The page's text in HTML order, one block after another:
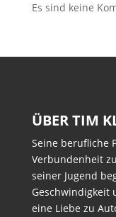
Es sind keine
ÜBER TIM
Seine berufliche
Verbundenheit
seiner Jugend
Geschwindigkeit
eine Liebe zu